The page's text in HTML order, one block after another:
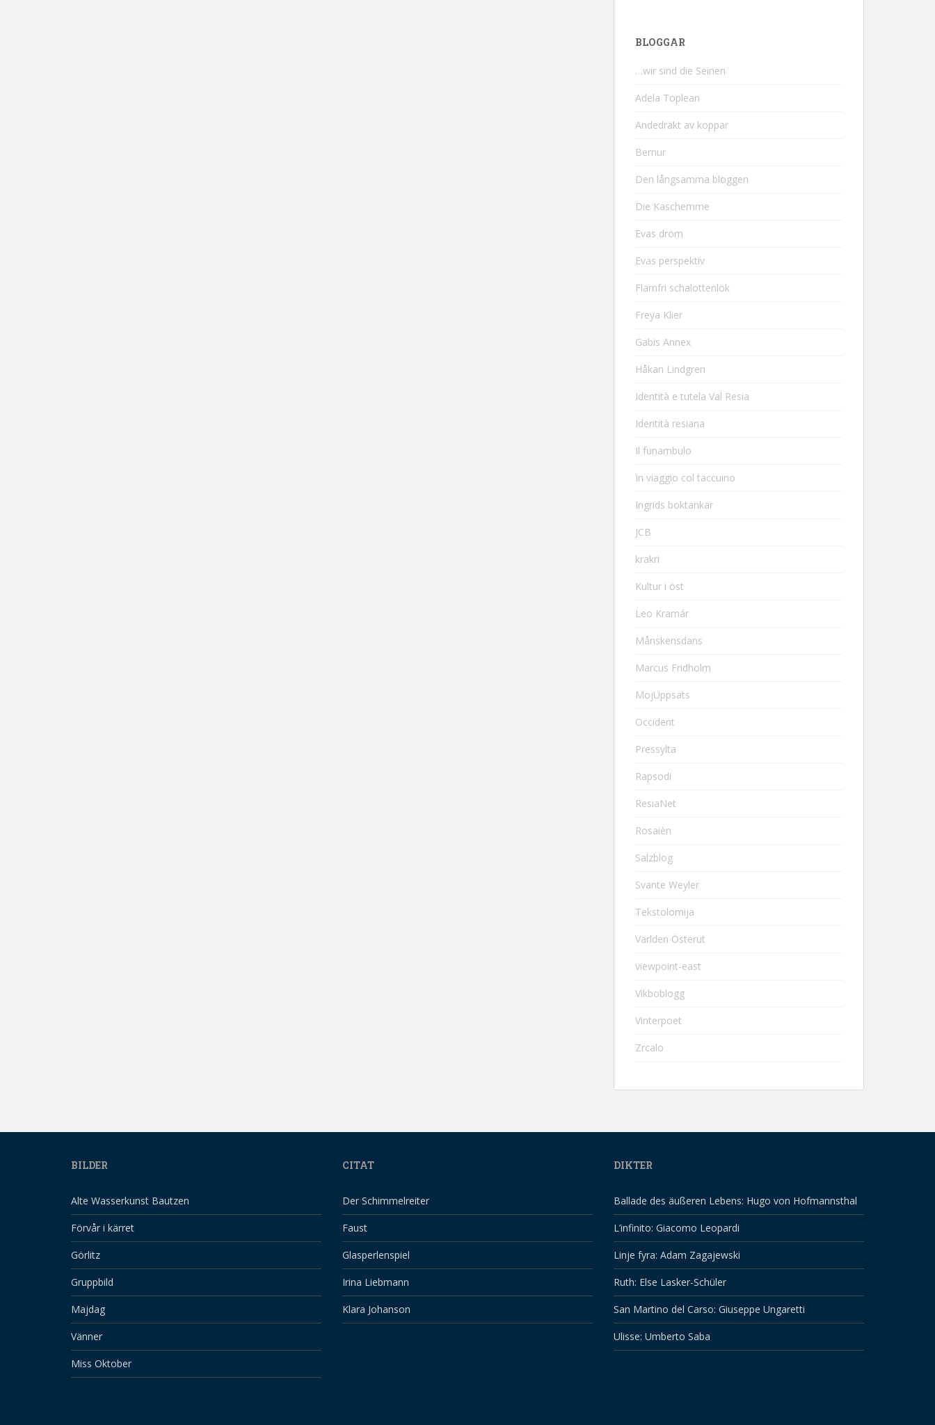
BLOGGAR
…wir sind die Seinen
Adela Toplean
Andedräkt av koppar
Bernur
Den långsamma bloggen
Die Kaschemme
Evas dröm
Evas perspektiv
Flarnfri schalottenlök
Freya Klier
Gabis Annex
Håkan Lindgren
Identità e tutela Val Resia
Identità resiana
Il funambulo
In viaggio col taccuino
Ingrids boktankar
JCB
krakri
Kultur i öst
Leo Kramár
Månskensdans
Marcus Fridholm
MojUppsats
Occident
Pressylta
Rapsodi
ResiaNet
Rosaièn
Salzblog
Svante Weyler
Tekstolomija
Världen Österut
viewpoint-east
Vikboblogg
Vinterpoet
Zrcalo
BILDER
Alte Wasserkunst Bautzen
Förvår i kärret
Görlitz
Gruppbild
Majdag
Vänner
Miss Oktober
CITAT
Der Schimmelreiter
Faust
Glasperlenspiel
Irina Liebmann
Klara Johanson
DIKTER
Ballade des äußeren Lebens: Hugo von Hofmannsthal
L’infinito: Giacomo Leopardi
Linje fyra: Adam Zagajewski
Ruth: Else Lasker-Schüler
San Martino del Carso: Giuseppe Ungaretti
Ulisse: Umberto Saba